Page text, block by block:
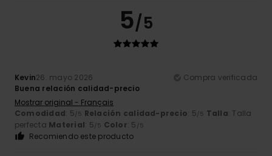
5/5
Kevin26. mayo 2026
Compra verificada
Buena relación calidad-precio
Mostrar original - Français
Comodidad: 5/5 Relación calidad-precio: 5/5 Talla: Talla
perfecta Material: 5/5 Color: 5 /5
Recomiendo este producto